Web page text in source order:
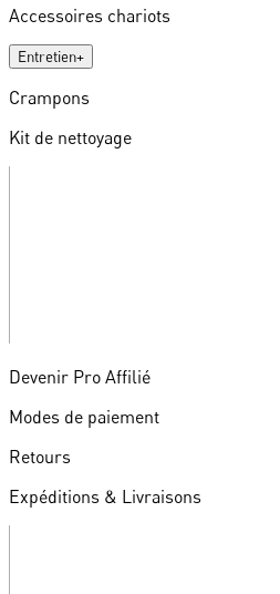
Accessoires chariots
Entretien+
Crampons
Kit de nettoyage
Devenir Pro Affilié
Modes de paiement
Retours
Expéditions & Livraisons